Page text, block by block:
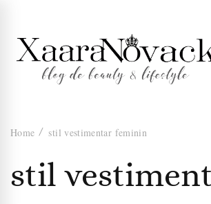
Xaara
Home stil vestimentar feminin
stil